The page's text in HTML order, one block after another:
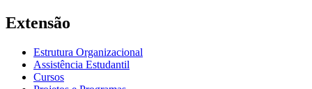
Extensão
Estrutura Organizacional
Assistência Estudantil
Cursos